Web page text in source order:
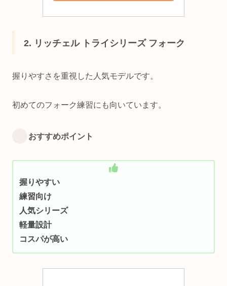
2. リッチェル トライシリーズ フォーク
握りやすさを重視した人気モデルです。
初めてのフォーク練習にも向いています。
おすすめポイント
握りやすい
練習向け
人気シリーズ
軽量設計
コスパが高い